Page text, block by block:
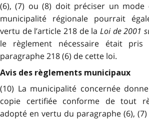
(6), (7) ou (8) doit préciser un mode
municipalité régionale pourrait
vertu de l’article 218 de la Loi de 2001
le règlement nécessaire était
paragraphe 218 (6) de cette loi.
Avis des règlements municipaux
(10) La municipalité concernée
copie certifiée conforme de tout
adopté en vertu du paragraphe (6),